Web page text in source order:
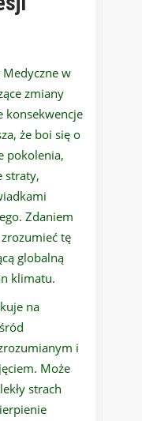
w
zmiany
konsekwencje
że boi się o
pokolenia,
straty,
Zdaniem
tę
globalną
klimatu.
na
i
Może
strach